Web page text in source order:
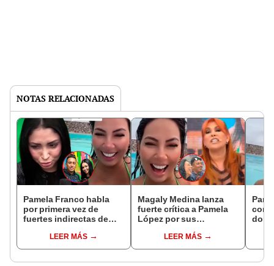
NOTAS RELACIONADAS
Pamela Franco habla
por primera vez de
fuertes indirectas de
"Hay que tener respeto"
LEER MÁS
Magaly Medina lanza
fuerte crítica a Pamela
López por sus
Cueva: "¿Qué vamos a
aprender de ella?"
LEER MÁS